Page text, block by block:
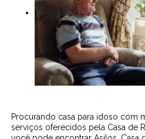
Procurando casa para idoso com
serviços oferecidos pela Casa de